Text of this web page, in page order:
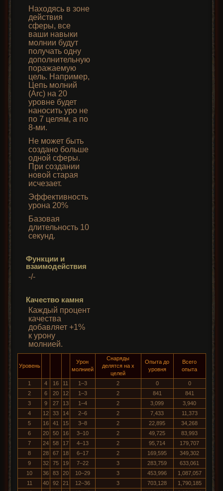
Находясь в зоне
действия
сферы, все
ваши навыки
молнии будут
получать одну
дополнительную
поражаемую
цель. Например,
Цепь молний
(Arc) на 20
уровне будет
наносить уро не
по 7 целям, а по
8-ми.
Не может быть
создано больше
одной сферы.
При создании
новой старая
исчезает.
Эффективность
урона 20%
Базовая
длительность 10
секунд.
Функции и
взаимодействия
-/-
Качество камня
Каждый процент
качества
добавляет +1%
к урону
молнией.
Уровень
Урон
молнией
Снаряды
делятся на x
целей
Опыта до
уровня
Всего
опыта
1 4 16 11 1–3 2 0
0
2
6 20 12 1–3 2 841
841
3
9 27 13 1–4 2 3,099
3,940
4
12 33 14 2–6 2 7,433
11,373
5
16 41 15 3–8 2 22,895
34,268
6
20 50 16 3–10 2 49,725
83,993
7
24 58 17 4–13 2 95,714
179,707
8
28 67 18 6–17 2 169,595
349,302
9
32 75 19 7–22 3 283,759
633,061
10
36 83 20 10–29 3 453,996
1,087,057
11
40 92 21 12–36 3 703,128
1,790,185